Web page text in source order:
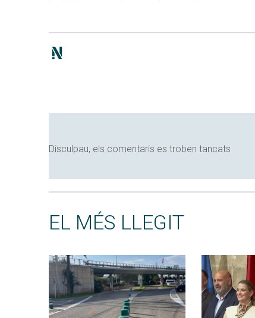
Disculpau, els comentaris es troben tancats
EL MÉS LLEGIT